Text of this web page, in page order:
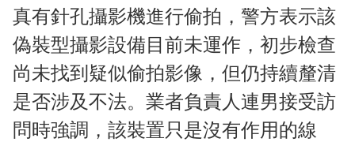
真有針孔攝影機進行偷拍，警方表示該
偽裝型攝影設備目前未運作，初步檢查
尚未找到疑似偷拍影像，但仍持續釐清
是否涉及不法。業者負責人連男接受訪
問時強調，該裝置只是沒有作用的線